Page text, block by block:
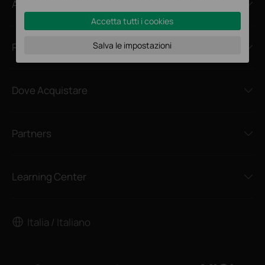
About
Press
Dove Acquistare
Partners
Learning Center
Italia / Italiano
Accetta tutti i cookies
Salva le impostazioni